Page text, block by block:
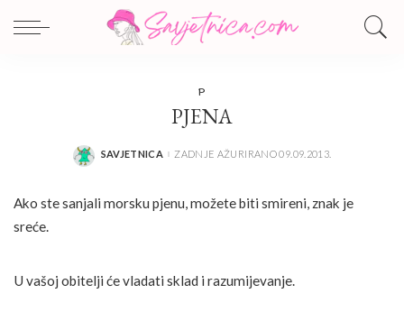
P
PJENA
POSTED
SAVJETNICA ZADNJE AŽURIRANO 09.09.2013.
Ako ste sanjali morsku pjenu, možete biti smireni, znak je
sreće.
U vašoj obitelji će vladati sklad i razumijevanje.